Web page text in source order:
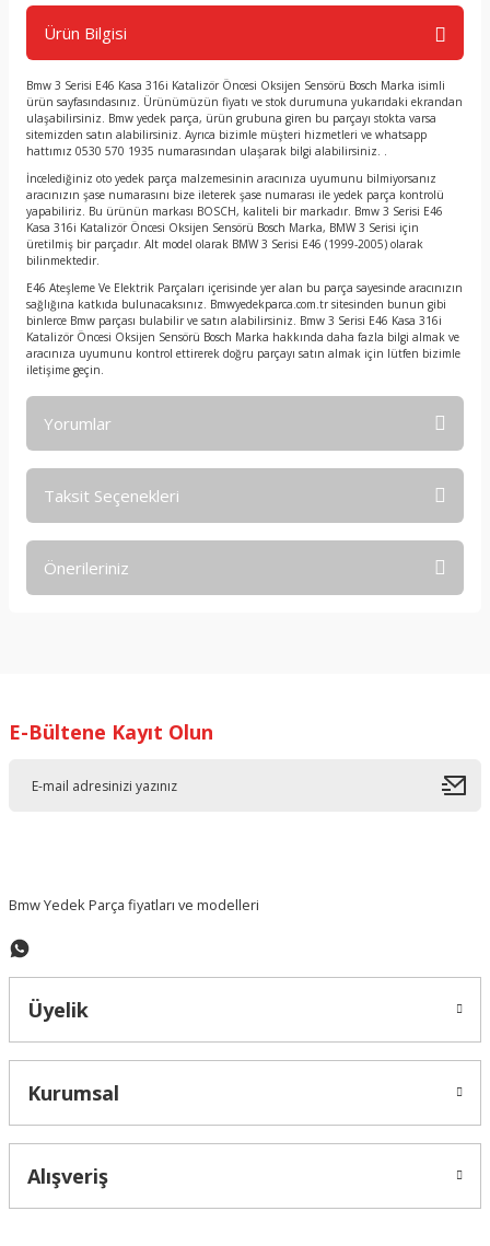
Ürün Bilgisi
Bmw 3 Serisi E46 Kasa 316i Katalizör Öncesi Oksijen Sensörü Bosch Marka isimli
ürün sayfasındasınız. Ürünümüzün fiyatı ve stok durumuna yukarıdaki ekrandan
ulaşabilirsiniz. Bmw yedek parça, ürün grubuna giren bu parçayı stokta varsa
sitemizden satın alabilirsiniz. Ayrıca bizimle müşteri hizmetleri ve whatsapp
hattımız 0530 570 1935 numarasından ulaşarak bilgi alabilirsiniz. .
İncelediğiniz oto yedek parça malzemesinin aracınıza uyumunu bilmiyorsanız
aracınızın şase numarasını bize ileterek şase numarası ile yedek parça kontrolü
yapabiliriz. Bu ürünün markası BOSCH, kaliteli bir markadır. Bmw 3 Serisi E46
Kasa 316i Katalizör Öncesi Oksijen Sensörü Bosch Marka, BMW 3 Serisi için
üretilmiş bir parçadır. Alt model olarak BMW 3 Serisi E46 (1999-2005) olarak
bilinmektedir.
E46 Ateşleme Ve Elektrik Parçaları içerisinde yer alan bu parça sayesinde aracınızın
sağlığına katkıda bulunacaksınız. Bmwyedekparca.com.tr sitesinden bunun gibi
binlerce Bmw parçası bulabilir ve satın alabilirsiniz. Bmw 3 Serisi E46 Kasa 316i
Katalizör Öncesi Oksijen Sensörü Bosch Marka hakkında daha fazla bilgi almak ve
aracınıza uyumunu kontrol ettirerek doğru parçayı satın almak için lütfen bizimle
iletişime geçin.
Yorumlar
Taksit Seçenekleri
Önerileriniz
Ürün resmi kalitesiz, bozuk veya görüntülenemiyor.
E-Bültene Kayıt Olun
Bmw Yedek Parça fiyatları ve modelleri
Üyelik
Kurumsal
Alışveriş